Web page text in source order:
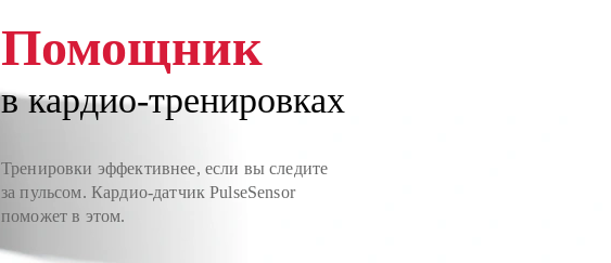
Помощник
в кардио-тренировках
Тренировки эффективнее, если вы следите
за пульсом. Кардио-датчик PulseSensor
поможет в этом.